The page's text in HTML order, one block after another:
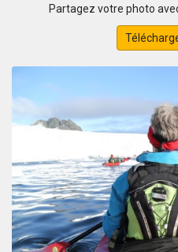
Partagez votre photo